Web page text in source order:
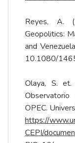
Reyes, A.
Geopolitics:
and
10.1080/
Olaya, S.
OPEC.
https://
CEPI/